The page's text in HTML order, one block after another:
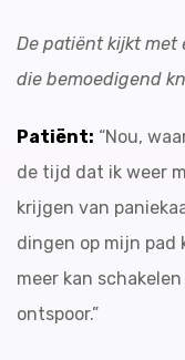
De patiënt kijkt met
die bemoedigend
Patiënt: “Nou,
de tijd dat ik weer
krijgen van
dingen op mijn pad
meer kan
ontspoor.”